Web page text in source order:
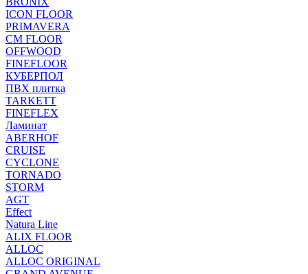
ICON FLOOR
PRIMAVERA
CM FLOOR
OFFWOOD
FINEFLOOR
КУБЕРПОЛ
ПВХ плитка
TARKETT
FINEFLEX
Ламинат
ABERHOF
CRUISE
CYCLONE
TORNADO
STORM
AGT
Effect
Natura Line
ALIX FLOOR
ALLOC
ALLOC ORIGINAL